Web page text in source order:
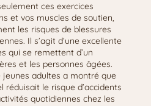
ces exercices
et vos muscles de soutien,
les risques de blessures
Il s’agit d’une excellente
qui se remettent d’un
et les personnes âgées.
adultes a montré que
réduisait le risque d’accidents
quotidiennes chez les